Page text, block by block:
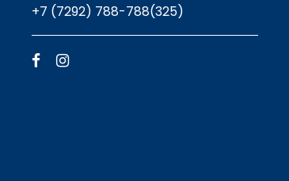
+7 (7292) 788-788(325)